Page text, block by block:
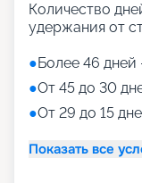
Количество
удержания от
●Более 46 дней
●От 45 до 30
●От 29 до 15
Показать все